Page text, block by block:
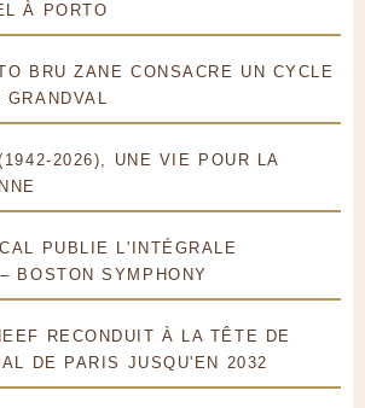
À PORTO
BRU ZANE CONSACRE UN CYCLE
2026), UNE VIE POUR LA
PUBLIE L'INTÉGRALE
BOSTON SYMPHONY
RECONDUIT À LA TÊTE DE
DE PARIS JUSQU'EN 2032